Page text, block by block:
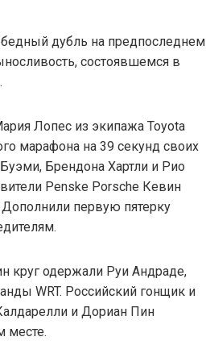
дубль на предпоследнем
состоявшемся в
Лопес из экипажа Toyota
марафона на 39 секунд своих
Брендона Хартли и Рио
Penske Porsche Кевин
первую пятерку
круг одержали Руи Андраде,
WRT. Российский гонщик и
и Дориан Пин
месте.